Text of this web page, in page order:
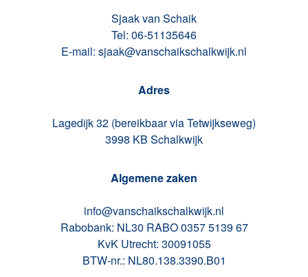
Sjaak van Schaik
Tel: 06-51135646
E-mail: sjaak@vanschaikschalkwijk.nl
Adres
Lagedijk 32 (bereikbaar via Tetwijkseweg)
3998 KB Schalkwijk
Algemene zaken
info@vanschaikschalkwijk.nl
Rabobank: NL30 RABO 0357 5139 67
KvK Utrecht: 30091055
BTW-nr.: NL80.138.3390.B01